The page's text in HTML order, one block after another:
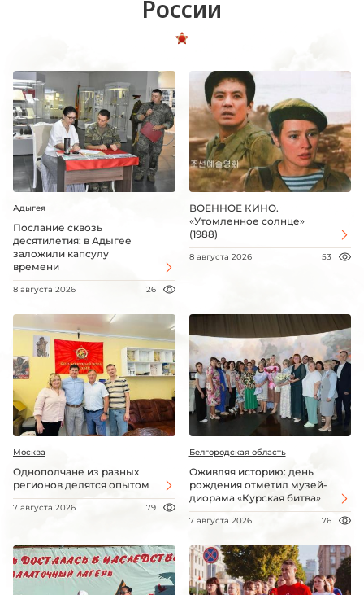
России
Адыгея
Послание сквозь
десятилетия: в Адыгее
заложили капсулу
времени
8 августа 2026 26
ВОЕННОЕ КИНО.
«Утомленное солнце»
(1988)
8 августа 2026 53
Москва
Однополчане из разных
регионов делятся опытом
7 августа 2026 79
Белгородская область
Оживляя историю: день
рождения отметил музей-
диорама «Курская битва»
7 августа 2026 76